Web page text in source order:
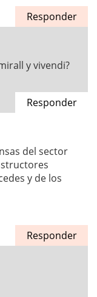
Responder
y vivendi?
Responder
del sector
y de los
Responder